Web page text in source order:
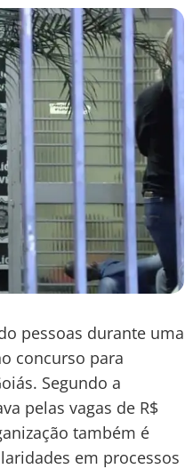
pessoas durante uma
concurso para
Segundo a
pelas vagas de R$
também é
em processos